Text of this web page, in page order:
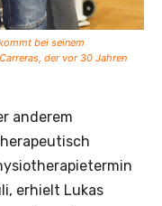
bei seinem
der vor 30 Jahren
anderem
erhielt Lukas